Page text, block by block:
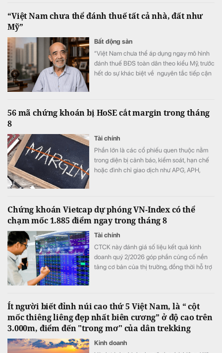
“Việt Nam chưa thể đánh thuế tất cả nhà, đất như
Mỹ”
Bất động sản
“Việt Nam chưa thể áp dụng ngay mô hình
đánh thuế BĐS toàn dân theo kiểu Mỹ, trước
hết do sự khác biệt về nguyên tắc tiếp cận
56 mã chứng khoán bị HoSE cắt margin trong tháng
8
Tài chính
Phần lớn là các cổ phiếu quen thuộc nằm
trong diện bị cảnh báo, kiểm soát, hạn chế
hoặc đình chỉ giao dịch như APG, APH,
Chứng khoán Vietcap dự phóng VN-Index có thể
chạm mốc 1.885 điểm ngay trong tháng 8
Tài chính
CTCK này đánh giá số liệu kết quả kinh
doanh quý 2/2026 góp phần củng cố nền
tảng cơ bản của thị trường, đồng thời hỗ trợ
Ít người biết đỉnh núi cao thứ 5 Việt Nam, là “ cột
mốc thiêng liêng đẹp nhất biên cương” ở độ cao trên
3.000m, điểm đến "trong mơ" của dân trekking
Kinh doanh